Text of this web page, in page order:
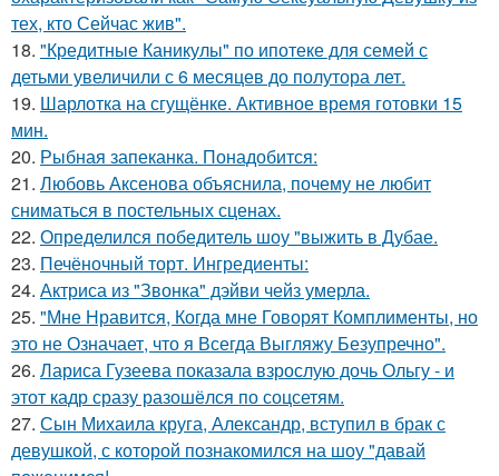
тех, кто Сейчас жив".
18. "Кредитные Каникулы" по ипотеке для семей с
детьми увеличили с 6 месяцев до полутора лет.
19. Шарлотка на сгущёнке. Активное время готовки 15
мин.
20. Рыбная запеканка. Понадобится:
21. Любовь Аксенова объяснила, почему не любит
сниматься в постельных сценах.
22. Определился победитель шоу "выжить в Дубае.
23. Печёночный торт. Ингредиенты:
24. Актриса из "Звонка" дэйви чейз умерла.
25. "Мне Нравится, Когда мне Говорят Комплименты, но
это не Означает, что я Всегда Выгляжу Безупречно".
26. Лариса Гузеева показала взрослую дочь Ольгу - и
этот кадр сразу разошёлся по соцсетям.
27. Сын Михаила круга, Александр, вступил в брак с
девушкой, с которой познакомился на шоу "давай